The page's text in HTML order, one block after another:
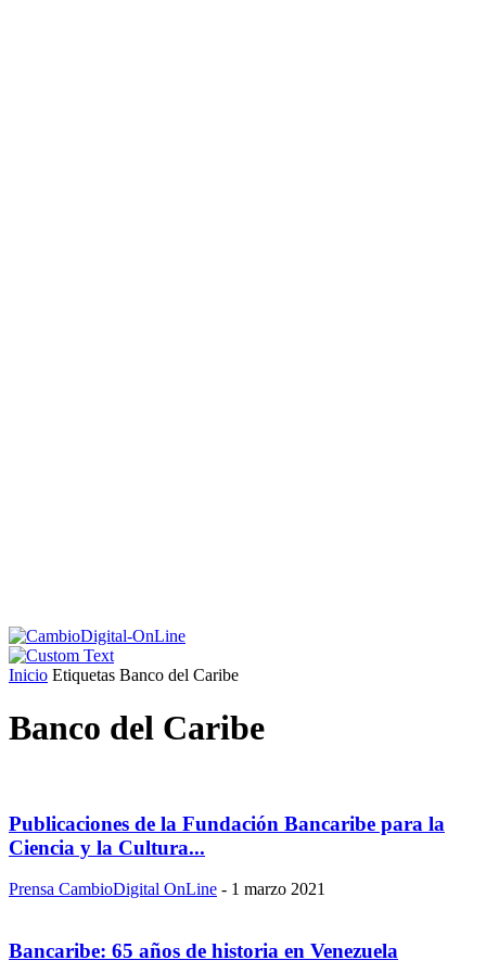
Inicio Etiquetas Banco del Caribe
Banco del Caribe
Publicaciones de la Fundación Bancaribe para la
Ciencia y la Cultura...
Prensa CambioDigital OnLine - 1 marzo 2021
Bancaribe: 65 años de historia en Venezuela